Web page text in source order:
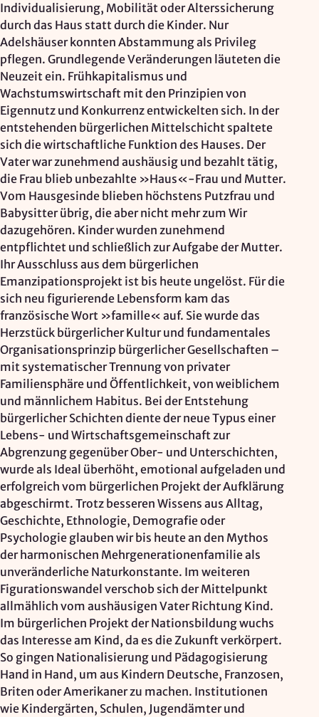
Individualisierung, Mobilität oder Alterssicherung
durch das Haus statt durch die Kinder. Nur
Adelshäuser konnten Abstammung als Privileg
pflegen. Grundlegende Veränderungen läuteten die
Neuzeit ein. Frühkapitalismus und
Wachstumswirtschaft mit den Prinzipien von
Eigennutz und Konkurrenz entwickelten sich. In der
entstehenden bürgerlichen Mittelschicht spaltete
sich die wirtschaftliche Funktion des Hauses. Der
Vater war zunehmend aushäusig und bezahlt tätig,
die Frau blieb unbezahlte »Haus«-Frau und Mutter.
Vom Hausgesinde blieben höchstens Putzfrau und
Babysitter übrig, die aber nicht mehr zum Wir
dazugehören. Kinder wurden zunehmend
entpflichtet und schließlich zur Aufgabe der Mutter.
Ihr Ausschluss aus dem bürgerlichen
Emanzipationsprojekt ist bis heute ungelöst. Für die
sich neu figurierende Lebensform kam das
französische Wort »famille« auf. Sie wurde das
Herzstück bürgerlicher Kultur und fundamentales
Organisationsprinzip bürgerlicher Gesellschaften –
mit systematischer Trennung von privater
Familiensphäre und Öffentlichkeit, von weiblichem
und männlichem Habitus. Bei der Entstehung
bürgerlicher Schichten diente der neue Typus einer
Lebens- und Wirtschaftsgemeinschaft zur
Abgrenzung gegenüber Ober- und Unterschichten,
wurde als Ideal überhöht, emotional aufgeladen und
erfolgreich vom bürgerlichen Projekt der Aufklärung
abgeschirmt. Trotz besseren Wissens aus Alltag,
Geschichte, Ethnologie, Demografie oder
Psychologie glauben wir bis heute an den Mythos
der harmonischen Mehrgenerationenfamilie als
unveränderliche Naturkonstante. Im weiteren
Figurationswandel verschob sich der Mittelpunkt
allmählich vom aushäusigen Vater Richtung Kind.
Im bürgerlichen Projekt der Nationsbildung wuchs
das Interesse am Kind, da es die Zukunft verkörpert.
So gingen Nationalisierung und Pädagogisierung
Hand in Hand, um aus Kindern Deutsche, Franzosen,
Briten oder Amerikaner zu machen. Institutionen
wie Kindergärten, Schulen, Jugendämter und
Anbieter:
Vereinigung der Waldorfkindergärten e. V.
Zweck:
Reichweitenmessung, technische Optimierung
Cookie Laufzeit:
180 Tage
Hosting: DomainFactory GmbH, Deutschland
Rechtsgrundlage: Art. 6 Abs. 1 lit. f DSGVO
IP-Anonymisierung: aktiviert
Mailjet
Anbieter:
Mailjet GmbH
Zweck:
Anmeldung und Versand von Newslettern